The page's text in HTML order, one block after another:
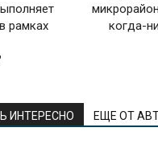
рамках
когда-
ИНТЕРЕСНО ЕЩЕ ОТ